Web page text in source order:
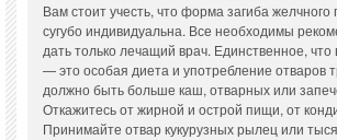
Вам стоит учесть, что форма загиба желчного
сугубо индивидуальна. Все необходимы
дать только лечащий врач. Единственное,
— это особая диета и употребление отваров
должно быть больше каш, отварных или
Откажитесь от жирной и острой пищи, от
Принимайте отвар кукурузных рылец или